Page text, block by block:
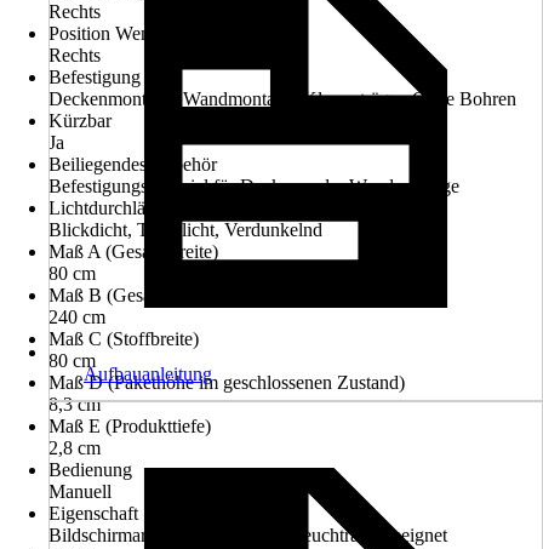
Rechts
Position Wendestab
Rechts
Befestigung
Deckenmontage, Wandmontage, Klemmträger, Ohne Bohren
Kürzbar
Ja
Beiliegendes Zubehör
Befestigungsmaterial für Decken- oder Wandmontage
Lichtdurchlässigkeit
Blickdicht, Tageslicht, Verdunkelnd
Maß A (Gesamtbreite)
80 cm
Maß B (Gesamthöhe)
240 cm
Maß C (Stoffbreite)
80 cm
Maß D (Pakethöhe im geschlossenen Zustand)
8,3 cm
Maß E (Produkttiefe)
2,8 cm
Bedienung
Manuell
Eigenschaft
Bildschirmarbeitsplatzgeeignet, Feuchtraumgeeignet
Aufbauanleitung